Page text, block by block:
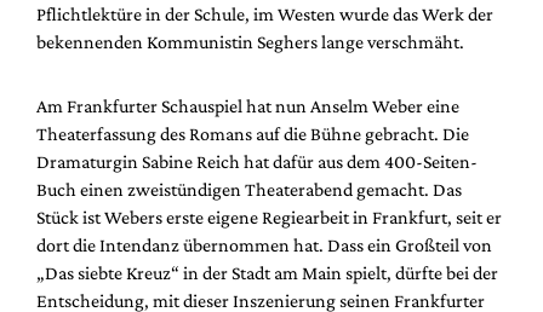
Pflichtlektüre in der Schule, im Westen wurde das Werk der
bekennenden Kommunistin Seghers lange verschmäht.
Am Frankfurter Schauspiel hat nun Anselm Weber eine
Theaterfassung des Romans auf die Bühne gebracht. Die
Dramaturgin Sabine Reich hat dafür aus dem 400-Seiten-
Buch einen zweistündigen Theaterabend gemacht. Das
Stück ist Webers erste eigene Regiearbeit in Frankfurt, seit er
dort die Intendanz übernommen hat. Dass ein Großteil von
„Das siebte Kreuz“ in der Stadt am Main spielt, dürfte bei der
Entscheidung, mit dieser Inszenierung seinen Frankfurter